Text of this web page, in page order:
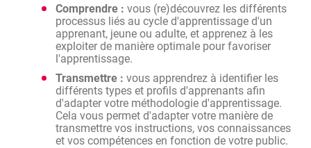
Comprendre : vous (re)découvrez les différents
processus liés au cycle d'apprentissage d'un
apprenant, jeune ou adulte, et apprenez à les
exploiter de manière optimale pour favoriser
l'apprentissage.
Transmettre : vous apprendrez à identifier les
différents types et profils d'apprenants afin
d'adapter votre méthodologie d'apprentissage.
Cela vous permet d'adapter votre manière de
transmettre vos instructions, vos connaissances
et vos compétences en fonction de votre public.